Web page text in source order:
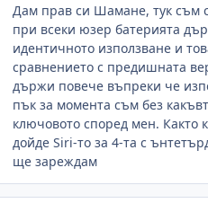
Дам прав си Шамане, тук съм
при всеки юзер батерията
идентичното използване и
сравнението с предишната
държи повече въпреки че
пък за момента съм без
ключовото според мен. Както
дойде Siri-то за 4-та с
ще зареждам